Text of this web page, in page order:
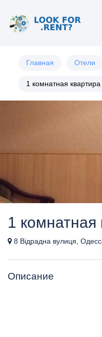
Главная Отели
1 комнатная
1 комнатная
8 Відрадна вулиця,
Описание